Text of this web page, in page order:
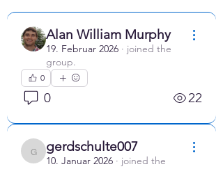
Alan William Murphy
19. Februar 2026 · joined the
group.
0
0 22
gerdschulte007
gerdschulte007
10. Januar 2026 · joined the